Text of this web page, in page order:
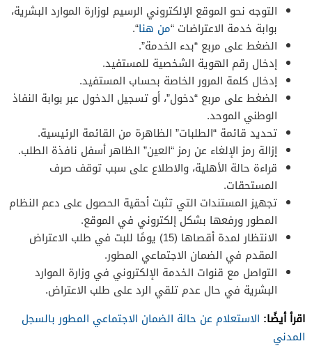
التوجه نحو الموقع الإلكتروني الرسيم لوزارة الموارد البشرية،
بوابة خدمة الاعتراضات “من هنا“.
الضغط على مربع “بدء الخدمة”.
إدخال رقم الهوية الشخصية للمستفيد.
إدخال كلمة المرور الخاصة بحساب المستفيد.
الضغط على مربع “دخول”، أو تسجيل الدخول عبر بوابة النفاذ
الوطني الموحد.
تحديد قائمة “الطلبات” الظاهرة من القائمة الرئيسية.
إزالة رمز الإلغاء عن رمز “العين” الظاهر أسفل نافذة الطلب.
قراءة حالة الأهلية، والاطلاع على سبب توقف صرف
المستحقات.
تجهيز المستندات التي تثبت أحقية الحصول على دعم النظام
المطور ورفعها بشكل إلكتروني في الموقع.
الانتظار لمدة أقصاها (15) يومًا للبت في طلب الاعتراض
المقدم في الضمان الاجتماعي المطور.
التواصل مع قنوات الخدمة الإلكتروني في وزارة الموارد
البشرية في حال عدم تلقي الرد على طلب الاعتراض.
اقرأ أيضًا: الاستعلام عن حالة الضمان الاجتماعي المطور بالسجل
المدني